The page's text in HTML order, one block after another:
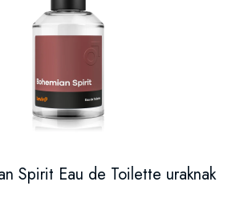
Spirit Eau de Toilette uraknak